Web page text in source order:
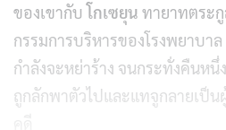
ของเขากับโกเซยุน ทายาทตระ
กรรมการบริหารของโรงพยาบา
กำลังจะหย่าร้าง จนกระทั่งคืนห
ถูกลักพาตัวไปและแทจูกลายเป็